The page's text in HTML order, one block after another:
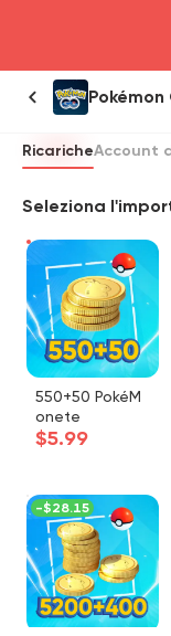
Pokémon
RicaricheAccount
Seleziona
550+50 PokéM
onete
$5.99
-$28.15